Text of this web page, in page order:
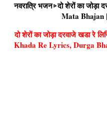
नवरात्रि भजन▹दो शेरों का जोड़ा
Mata Bhajan
दो शेरों का जोड़ा दरवाजे खडा रे
Khada Re Lyrics, Durga